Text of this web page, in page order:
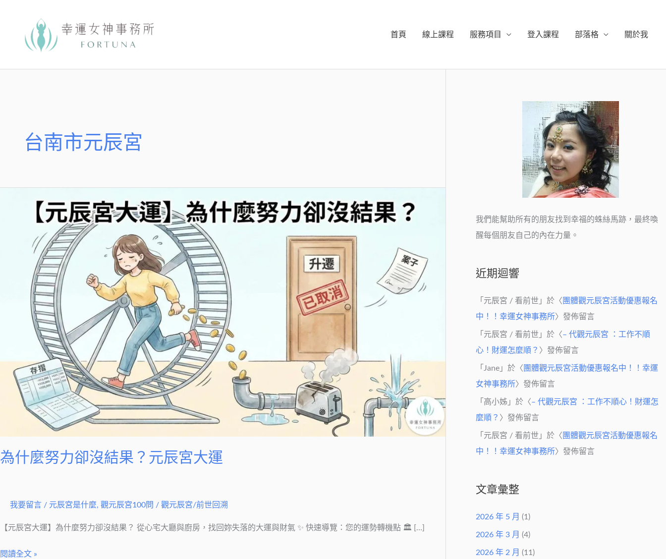
首頁 線上課程 服務項目 登入課程 部落格 關於我
台南市元辰宮
為什麼努力卻沒結果？元辰宮大運
我要留言 / 元辰宮是什麼, 觀元辰宮100問 / 觀元辰宮/前世回溯
【元辰宮大運】為什麼努力卻沒結果？ 從心宅大廳與廚房，找回妳失落的大運與財氣 ✨ 快速導覽：您的運勢轉機點 🏛 […]
閱讀全文 »
我們能幫助所有的朋友找到幸福的蛛絲馬跡，最終喚
醒每個朋友自己的內在力量。
近期迴響
「 元辰宮 / 看前世 」於〈 團體觀元辰宮活動優惠報名
中！！幸運女神事務所〉發佈留言
「 元辰宮 / 看前世 」於〈– 代觀元辰宮 ：工作不順
心！財運怎麼順？ 〉發佈留言
「 Jane 」於〈 團體觀元辰宮活動優惠報名中！！幸運
女神事務所〉發佈留言
「 高小姊 」於〈– 代觀元辰宮 ：工作不順心！財運怎
麼順？ 〉發佈留言
「 元辰宮 / 看前世 」於〈 團體觀元辰宮活動優惠報名
中！！幸運女神事務所〉發佈留言
文章彙整
2026 年 5 月 (1)
2026 年 3 月 (4)
2026 年 2 月 (11)